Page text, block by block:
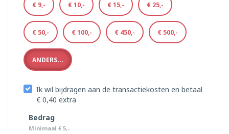
€ 9,- € 10,- € 15,- € 25,-
€ 50,- € 100,- € 450,- € 500,-
ANDERS...
Ik wil bijdragen aan de transactiekosten en betaal
€ 0,40 extra
Bedrag
Minimaal € 5,-